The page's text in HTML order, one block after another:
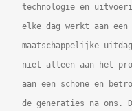
technologie en
elke dag werkt aan
maatschappelijke
niet alleen aan het
aan een schone en
de generaties na ons.